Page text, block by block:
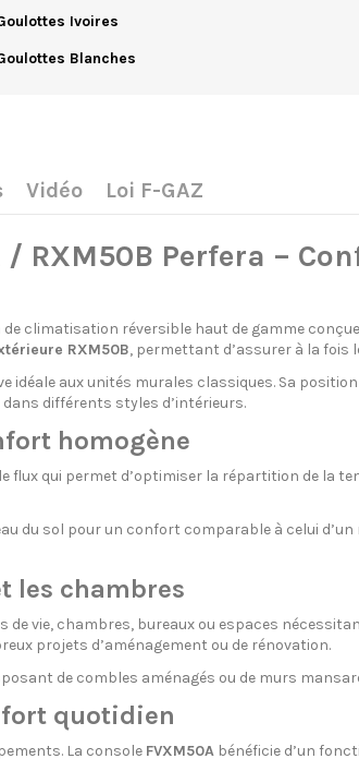
Ivoires
Blanches
Vidéo Loi F-GAZ
RXM50B Perfera –
climatisation réversible haut de gamme
RXM50B, permettant d’assurer à la fois
aux unités murales classiques. Sa
différents styles d’intérieurs.
homogène
flux qui permet d’optimiser la répartition de la
du sol pour un confort comparable à celui
les chambres
vie, chambres, bureaux ou espaces
projets d’aménagement ou de rénovation.
de combles aménagés ou de murs
quotidien
La console FVXM50Abénéficie d’un